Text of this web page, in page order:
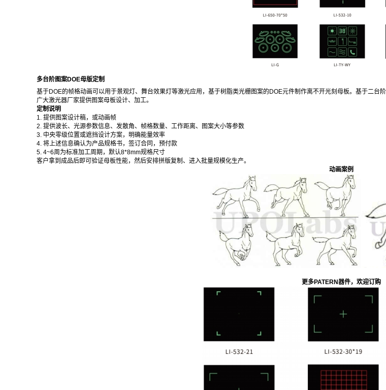
多台阶图案DOE母版定制
基于DOE的帧格动画可以用于景观灯、舞台效果灯等激光应用，基于树脂类光栅图案的DOE元件制作离不开光刻母板。基于二
广大激光器厂家提供图案母板设计、加工。
定制说明
1. 提供图案设计稿，或动画帧
2. 提供波长、光源参数信息、发散角、帧格数量、工作距离、图案大小等参数
3. 中央零级位置或遮挡设计方案，明确能量效率
4. 将上述信息确认为产品规格书，签订合同，预付款
5. 4~6周为标准加工周期，默认8*8mm规格尺寸
客户拿到成品后即可验证母板性能，然后安排拼版复制、进入批量规模化生产。
动画案例
更多PATERN器件，欢迎订购